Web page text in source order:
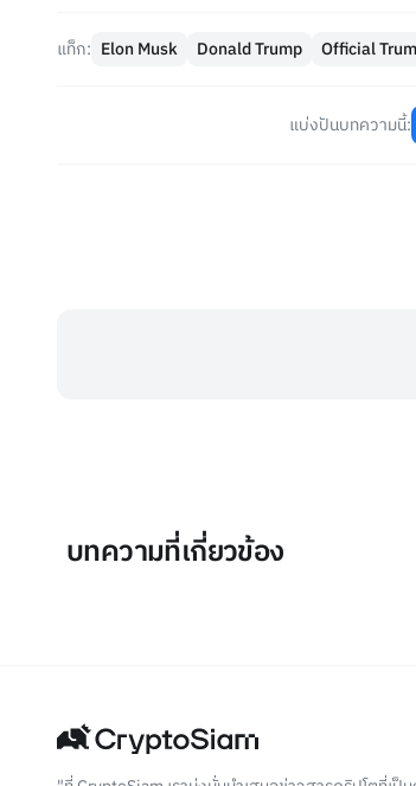
แท็ก: Elon Musk Donald Trump Official
แบ่งปันบทความนี้:
บทความที่เกี่ยวข้อง